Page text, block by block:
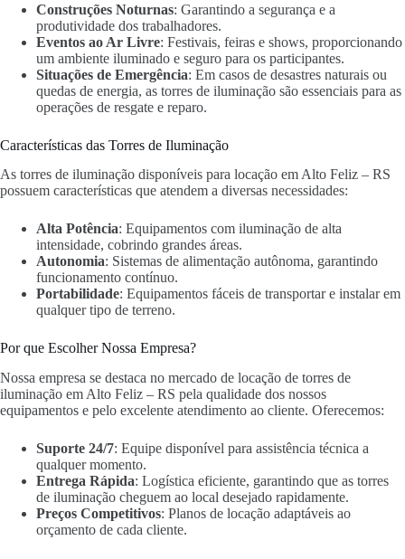
Construções Noturnas: Garantindo a segurança e a
produtividade dos trabalhadores.
Eventos ao Ar Livre: Festivais, feiras e shows, proporcionando
um ambiente iluminado e seguro para os participantes.
Situações de Emergência: Em casos de desastres naturais ou
quedas de energia, as torres de iluminação são essenciais para as
operações de resgate e reparo.
Características das Torres de Iluminação
As torres de iluminação disponíveis para locação em Alto Feliz – RS
possuem características que atendem a diversas necessidades:
Alta Potência: Equipamentos com iluminação de alta
intensidade, cobrindo grandes áreas.
Autonomia: Sistemas de alimentação autônoma, garantindo
funcionamento contínuo.
Portabilidade: Equipamentos fáceis de transportar e instalar em
qualquer tipo de terreno.
Por que Escolher Nossa Empresa?
Nossa empresa se destaca no mercado de locação de torres de
iluminação em Alto Feliz – RS pela qualidade dos nossos
equipamentos e pelo excelente atendimento ao cliente. Oferecemos:
Suporte 24/7: Equipe disponível para assistência técnica a
qualquer momento.
Entrega Rápida: Logística eficiente, garantindo que as torres
de iluminação cheguem ao local desejado rapidamente.
Preços Competitivos: Planos de locação adaptáveis ao
orçamento de cada cliente.